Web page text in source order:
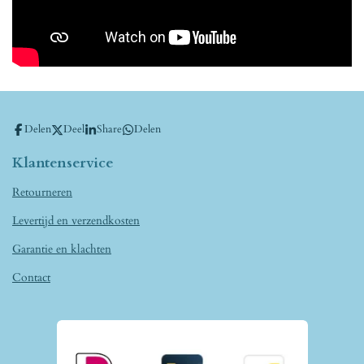
Delen Deel Share Delen
Klantenservice
Retourneren
Levertijd en verzendkosten
Garantie en klachten
Contact